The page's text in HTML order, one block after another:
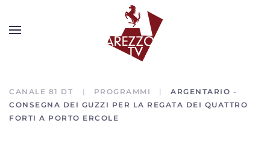
CANALE 81 DT PROGRAMMI
ARGENTARIO -
CONSEGNA DEI GUZZI PER LA REGATA DEI QUATTRO
FORTI A PORTO ERCOLE